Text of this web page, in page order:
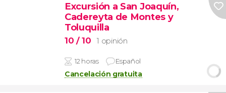
Excursión a San Joaquín,
Cadereyta de Montes y
Toluquilla
10 / 10 1 opinión
12 horas Español
Cancelación gratuita